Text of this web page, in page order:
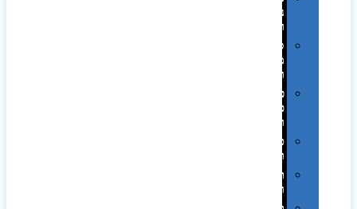
נופש
ונסיעות
סביבת
משרד
ופרימיום
כלים,
פנסים
ורכב
טקסטיל
וחורף
תיקים
ומזוודות